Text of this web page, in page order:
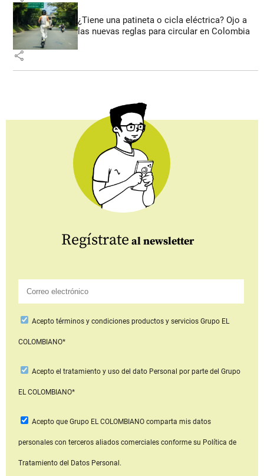
¿Tiene una patineta o cicla eléctrica? Ojo a
las nuevas reglas para circular en Colombia
share
Regístrate al newsletter
Aceptotérminos y condiciones productos y serviciosGrupo EL
COLOMBIANO*
Acepto el tratamiento y uso del dato Personal por parte del Grupo
EL COLOMBIANO*
Acepto que Grupo EL COLOMBIANOcomparta mis datos
personales con terceros aliados comerciales conforme su Política de
Tratamiento del Datos Personal.